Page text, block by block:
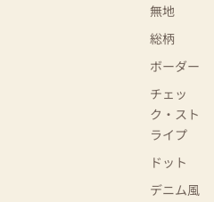
無地
総柄
ボーダー
チェッ
ク・スト
ライプ
ドット
デニム風